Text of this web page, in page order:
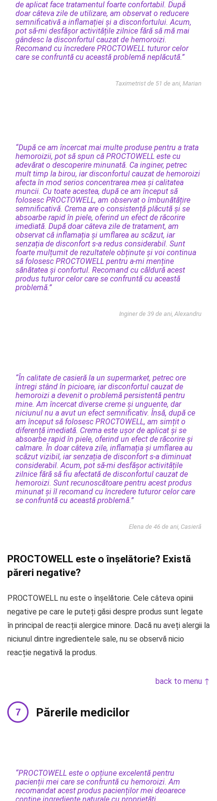
de aplicat face tratamentul foarte confortabil. După
doar câteva zile de utilizare, am observat o reducere
semnificativă a inflamației și a disconfortului. Acum,
pot să-mi desfășor activitățile zilnice fără să mă mai
gândesc la disconfortul cauzat de hemoroizi.
Recomand cu încredere PROCTOWELL tuturor celor
care se confruntă cu această problemă neplăcută.”
Taximetrist de 51 de ani, Marian
“După ce am încercat mai multe produse pentru a trata
hemoroizii, pot să spun că PROCTOWELL este cu
adevărat o descoperire minunată. Ca inginer, petrec
mult timp la birou, iar disconfortul cauzat de hemoroizi
afecta în mod serios concentrarea mea și calitatea
muncii. Cu toate acestea, după ce am început să
folosesc PROCTOWELL, am observat o îmbunătățire
semnificativă. Crema are o consistență plăcută și se
absoarbe rapid în piele, oferind un efect de răcorire
imediată. După doar câteva zile de tratament, am
observat că inflamația și umflarea au scăzut, iar
senzația de disconfort s-a redus considerabil. Sunt
foarte mulțumit de rezultatele obținute și voi continua
să folosesc PROCTOWELL pentru a-mi menține
sănătatea și confortul. Recomand cu căldură acest
produs tuturor celor care se confruntă cu această
problemă.”
Inginer de 39 de ani, Alexandru
“În calitate de casieră la un supermarket, petrec ore
întregi stând în picioare, iar disconfortul cauzat de
hemoroizi a devenit o problemă persistentă pentru
mine. Am încercat diverse creme și unguente, dar
niciunul nu a avut un efect semnificativ. Însă, după ce
am început să folosesc PROCTOWELL, am simțit o
diferență imediată. Crema este ușor de aplicat și se
absoarbe rapid în piele, oferind un efect de răcorire și
calmare. În doar câteva zile, inflamația și umflarea au
scăzut vizibil, iar senzația de disconfort s-a diminuat
considerabil. Acum, pot să-mi desfășor activitățile
zilnice fără să fiu afectată de disconfortul cauzat de
hemoroizi. Sunt recunoscătoare pentru acest produs
minunat și îl recomand cu încredere tuturor celor care
se confruntă cu această problemă.”
Elena de 46 de ani, Casieră
PROCTOWELL este o înșelătorie? Există
păreri negative?
PROCTOWELL nu este o înșelătorie. Cele câteva opinii
negative pe care le puteți găsi despre produs sunt legate
în principal de reacții alergice minore. Dacă nu aveți alergii la
niciunul dintre ingredientele sale, nu se observă nicio
reacție negativă la produs.
back to menu ↑
Părerile medicilor
“PROCTOWELL este o opțiune excelentă pentru
pacienții mei care se confruntă cu hemoroizi. Am
recomandat acest produs pacienților mei deoarece